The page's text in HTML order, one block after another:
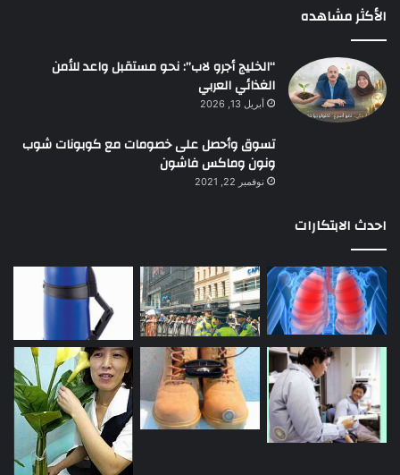
الأكثر مشاهده
“الخليج أجرو لاب”: نحو مستقبل واعد للأمن
الغذائي العربي
أبريل 13, 2026
تسوق وأحصل على خصومات مع كوبونات شوب
ونون وماكس فاشون
نوفمبر 22, 2021
احدث الابتكارات